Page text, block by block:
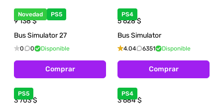
Novedad PS5
9 138$
Bus Simulator 27
0 0 Disponible
Comprar
PS4
5 628$
Bus Simulator
4.04 6351 Disponible
Comprar
PS5
3 703$
PS4
3 684$